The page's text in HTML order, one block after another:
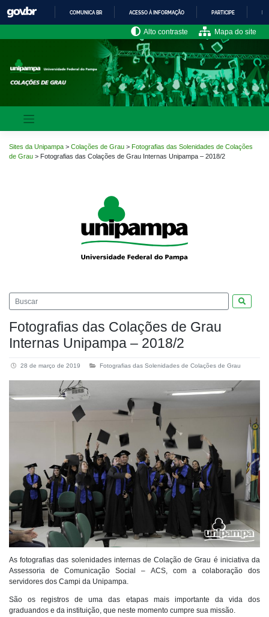
para
o
conteúdo
IR
PARA
O
CONTEÚDO
COMUNICA BR ACESSO À INFORMAÇÃO PARTICIPE
Alto contraste Mapa do site
Sites da Unipampa > Colações de Grau > Fotografias das Solenidades de Colações
de Grau > Fotografias das Colações de Grau Internas Unipampa – 2018/2
Fotografias das Colações de Grau
Internas Unipampa – 2018/2
28 de março de 2019 Fotografias das Solenidades de Colações de Grau
As fotografias das solenidades internas de Colação de Grau é iniciativa da
Assessoria de Comunicação Social – ACS, com a colaboração dos
servidores dos Campi da Unipampa.
São os registros de uma das etapas mais importante da vida dos
graduandos e da instituição, que neste momento cumpre sua missão.